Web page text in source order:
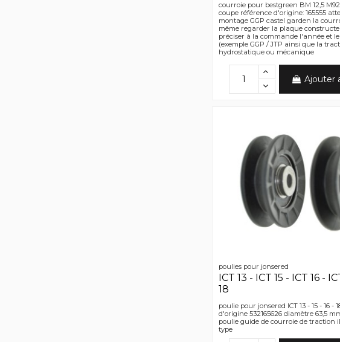
courroie pour bestgreen BM 12,5
coupe référence d'origine: 165555
montage GGP castel garden la
même regarder la plaque
préciser à la commande l'année et
(exemple GGP / JTP ainsi que la
hydrostatique ou mécanique
Ajouter
poulies pour jonsered
ICT 13 - ICT 15 - ICT 16 -
18
poulie pour jonsered ICT 13 - 15 - 16 -
d'origine 532165626 diamètre 63,5
poulie guide de courroie de traction
type